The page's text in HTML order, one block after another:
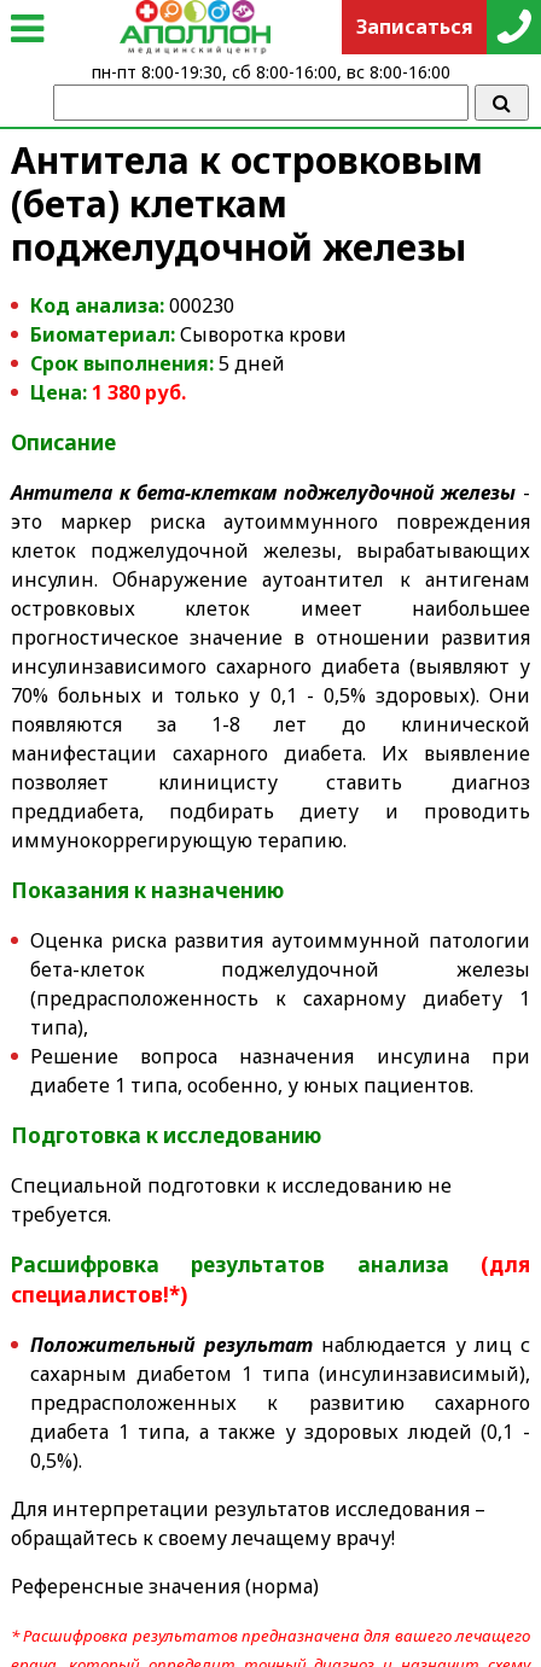
Антитела к островковым
(бета) клеткам
поджелудочной железы
Код анализа:000230
Биоматериал:Сыворотка крови
Срок выполнения:5 дней
Цена: 1 380 руб.
Описание
Антитела к бета-клеткам поджелудочной железы -
это маркер риска аутоиммунного повреждения
клеток поджелудочной железы, вырабатывающих
инсулин. Обнаружение аутоантител к антигенам
островковых клеток имеет наибольшее
прогностическое значение в отношении развития
инсулинзависимого сахарного диабета (выявляют у
70% больных и только у 0,1 - 0,5% здоровых). Они
появляются за 1-8 лет до клинической
манифестации сахарного диабета. Их выявление
позволяет клиницисту ставить диагноз
преддиабета, подбирать диету и проводить
иммунокоррегирующую терапию.
Показания к назначению
Оценка риска развития аутоиммунной патологии
бета-клеток поджелудочной железы
(предрасположенность к сахарному диабету 1
типа),
Решение вопроса назначения инсулина при
диабете 1 типа, особенно, у юных пациентов.
Подготовка к исследованию
Специальной подготовки к исследованию не
требуется.
Расшифровка результатов анализа (для
специалистов!*)
Положительный результат наблюдается у лиц с
сахарным диабетом 1 типа (инсулинзависимый),
предрасположенных к развитию сахарного
диабета 1 типа, а также у здоровых людей (0,1 -
0,5%).
Для интерпретации результатов исследования –
обращайтесь к своему лечащему врачу!
Референсные значения (норма)
* Расшифровка результатов предназначена для вашего лечащего
Записаться
пн-пт 8:00-19:30, сб 8:00-16:00, вс 8:00-16:00